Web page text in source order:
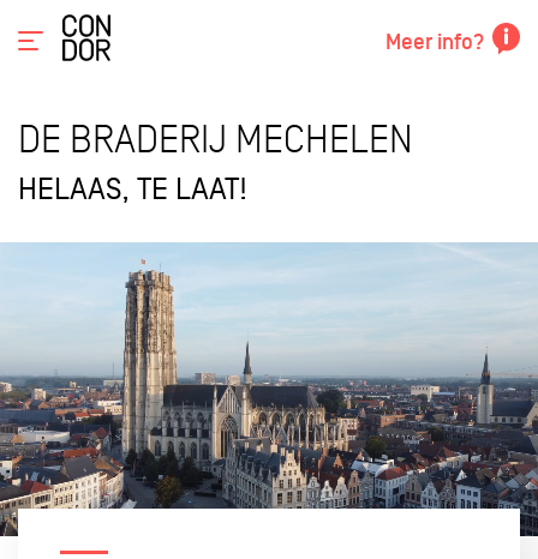
Meer info?
DE BRADERIJ MECHELEN
HELAAS, TE LAAT!